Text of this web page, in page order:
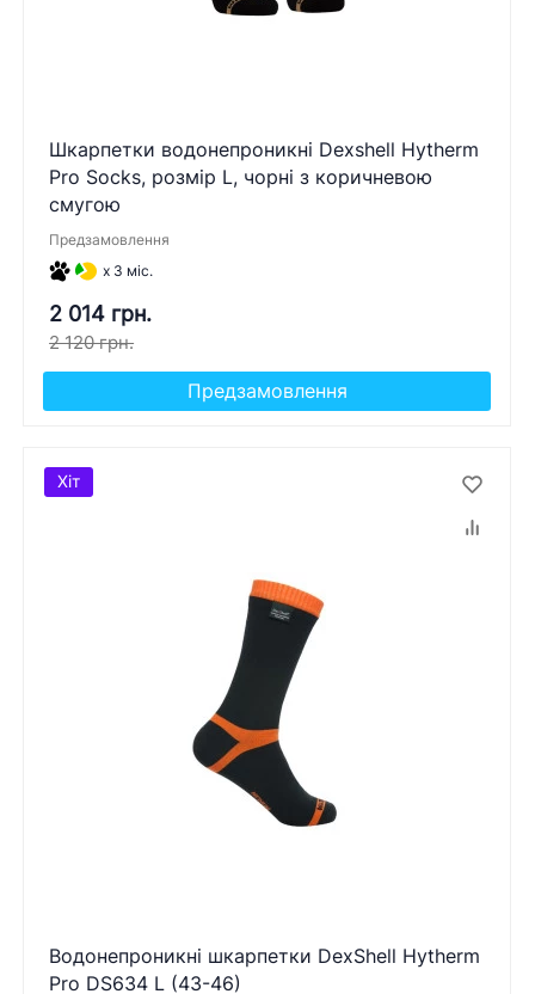
Шкарпетки водонепроникні Dexshell Hytherm
Pro Socks, розмір L, чорні з коричневою
смугою
Предзамовлення
x 3 міс.
2 014 грн.
2 120 грн.
Предзамовлення
Водонепроникні шкарпетки DexShell Hytherm
Pro DS634 L (43-46)
Хіт